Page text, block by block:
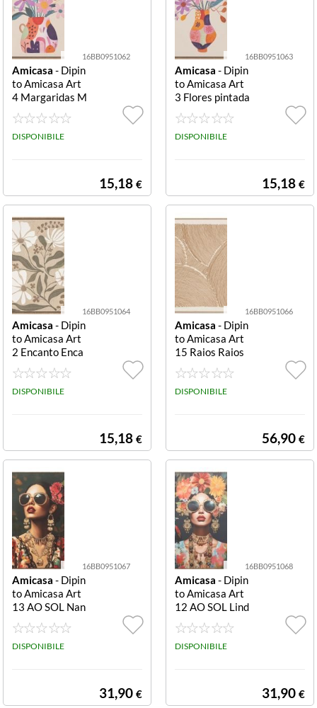
16BB0951062
Amicasa - Dipin
to Amicasa Art
4 Margaridas M
argaridas
DISPONIBILE
15,18 €
16BB0951063
Amicasa - Dipin
to Amicasa Art
3 Flores pintada
s Flores pintada
s
DISPONIBILE
15,18 €
16BB0951064
Amicasa - Dipin
to Amicasa Art
2 Encanto Enca
nto
DISPONIBILE
15,18 €
16BB0951066
Amicasa - Dipin
to Amicasa Art
15 Raios Raios
DISPONIBILE
56,90 €
16BB0951067
Amicasa - Dipin
to Amicasa Art
13 AO SOL Nan
da Nanda
DISPONIBILE
31,90 €
16BB0951068
Amicasa - Dipin
to Amicasa Art
12 AO SOL Lind
a Linda
DISPONIBILE
31,90 €